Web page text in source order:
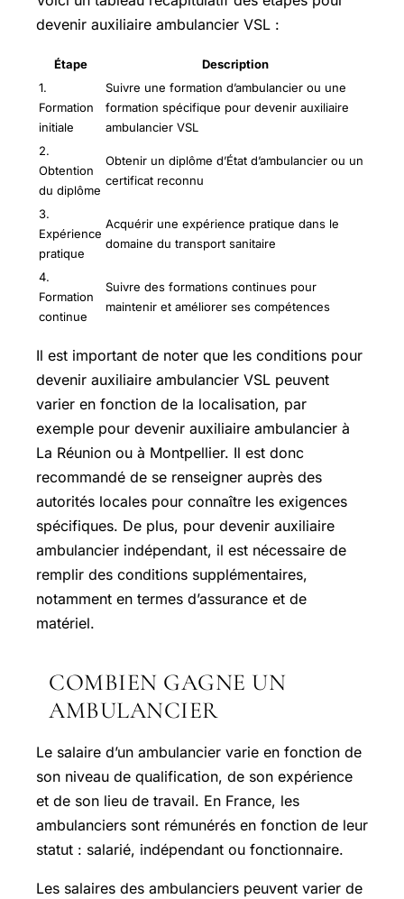
devenir auxiliaire ambulancier VSL :
Étape
Description
1.
Formation
initiale
Suivre une formation d’ambulancier ou une
formation spécifique pour devenir auxiliaire
ambulancier VSL
2.
Obtention
du diplôme
Obtenir un diplôme d’État d’ambulancier ou un
certificat reconnu
3.
Expérience
pratique
Acquérir une expérience pratique dans le
domaine du transport sanitaire
4.
Formation
continue
Suivre des formations continues pour
maintenir et améliorer ses compétences
Il est important de noter que les conditions pour
devenir auxiliaire ambulancier VSL peuvent
varier en fonction de la localisation, par
exemple pour devenir auxiliaire ambulancier à
La Réunion ou à Montpellier. Il est donc
recommandé de se renseigner auprès des
autorités locales pour connaître les exigences
spécifiques. De plus, pour devenir auxiliaire
ambulancier indépendant, il est nécessaire de
remplir des conditions supplémentaires,
notamment en termes d’assurance et de
matériel.
COMBIEN GAGNE UN
AMBULANCIER
Le salaire d’un ambulancier varie en fonction de
son niveau de qualification, de son expérience
et de son lieu de travail. En France, les
ambulanciers sont rémunérés en fonction de leur
statut : salarié, indépendant ou fonctionnaire.
Les salaires des ambulanciers peuvent varier de